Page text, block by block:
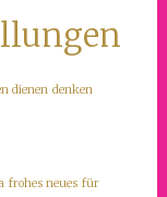
dienen denken
frohes neues für